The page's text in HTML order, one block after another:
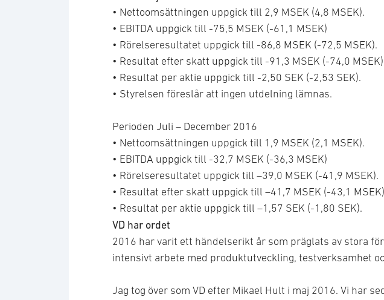
• Nettoomsättningen uppgick till 2,9 MSEK (4,8 MSEK).
• EBITDA uppgick till -75,5 MSEK (-61,1 MSEK)
• Rörelseresultatet uppgick till -86,8 MSEK (-72,5 MSEK).
• Resultat efter skatt uppgick till -91,3 MSEK (-74,0
• Resultat per aktie uppgick till -2,50 SEK (-2,53 SEK).
• Styrelsen föreslår att ingen utdelning lämnas.
Perioden Juli – December 2016
• Nettoomsättningen uppgick till 1,9 MSEK (2,1 MSEK).
• EBITDA uppgick till -32,7 MSEK (-36,3 MSEK)
• Rörelseresultatet uppgick till –39,0 MSEK (-41,9 MSEK).
• Resultat efter skatt uppgick till –41,7 MSEK (-43,1
• Resultat per aktie uppgick till –1,57 SEK (-1,80 SEK).
VD har ordet
2016 har varit ett händelserikt år som präglats av stora
intensivt arbete med produktutveckling, testverksamhet
Jag tog över som VD efter Mikael Hult i maj 2016. Vi har